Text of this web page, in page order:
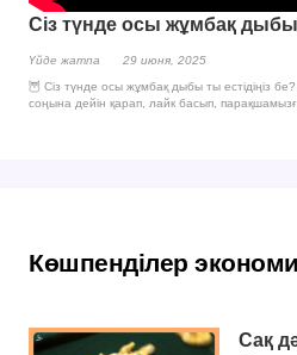
Сіз түнде осы жұмбақ дыбы
Үйде жатпа
29 июня, 2025
🦉 Сіз түнде осы жұмбақ дыбы ты естідіңіз
соңына дейін қарап, лайк басып, парақшамызға
Көшпенділер
Сақ